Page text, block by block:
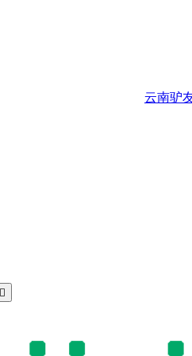
云南驴
